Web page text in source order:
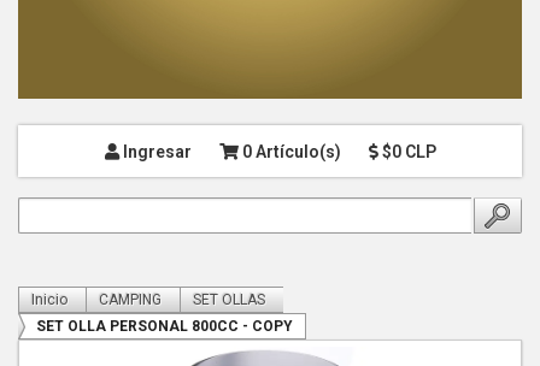
Ingresar 0 Artículo(s) $0 CLP
Inicio CAMPING
SET OLLAS
SET OLLA PERSONAL 800CC - COPY